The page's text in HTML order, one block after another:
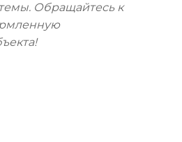
Обращайтесь к